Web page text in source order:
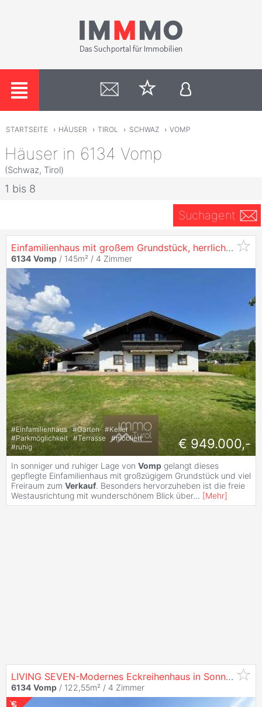
STARTSEITE › HÄUSER › TIROL › SCHWAZ › VOMP
Häuser in 6134 Vomp
(Schwaz, Tirol)
1 bis 8
Suchagent
Einfamilienhaus mit großem Grundstück, herrlicher Aussicht & viel Potenzial in
6134 Vomp / 145m² / 4 Zimmer
#Einfamilienhaus #Garten #Keller
#Parkmöglichkeit #Terrasse #möbliert
#ruhig € 949.000,-
In sonniger und ruhiger Lage von Vomp gelangt dieses
gepflegte Einfamilienhaus mit großzügigem Grundstück und viel
Freiraum zum Verkauf. Besonders hervorzuheben ist die freie
Westausrichtung mit wunderschönem Blick über... [Mehr]
LIVING SEVEN-Modernes Eckreihenhaus in Sonnenlage von
6134 Vomp / 122,55m² / 4 Zimmer